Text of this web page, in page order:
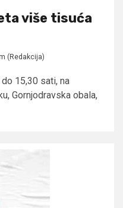
više tisuća
(Redakcija)
15,30 sati, na
Gornjodravska obala,